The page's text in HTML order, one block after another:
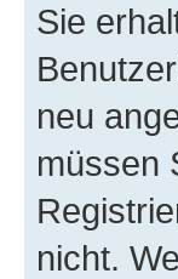
Sie
neu
müssen
nicht.